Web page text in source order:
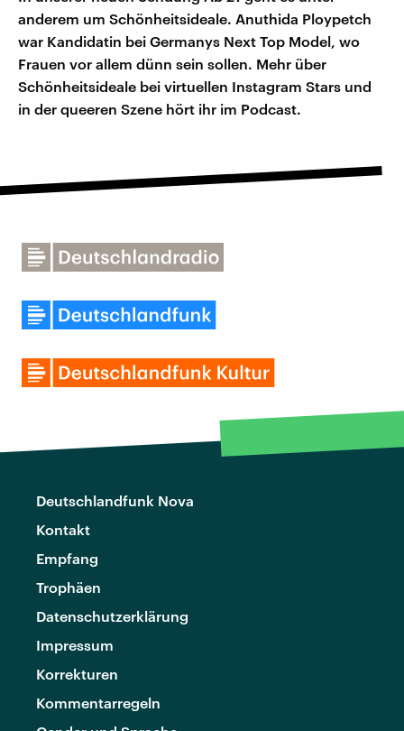
anderem um Schönheitsideale. Anuthida Ploypetch
war Kandidatin bei Germanys Next Top Model, wo
Frauen vor allem dünn sein sollen. Mehr über
Schönheitsideale bei virtuellen Instagram Stars und
in der queeren Szene hört ihr im Podcast.
Deutschlandfunk Nova
Kontakt
Empfang
Trophäen
Datenschutzerklärung
Impressum
Korrekturen
Kommentarregeln